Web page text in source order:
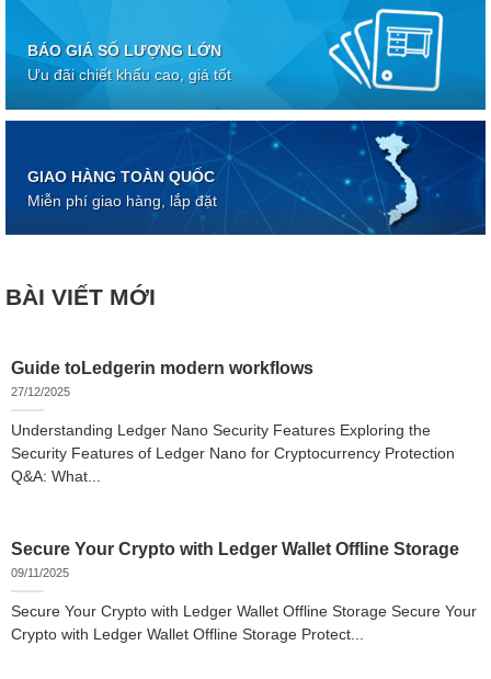
BÁO GIÁ SỐ LƯỢNG LỚN
Ưu đãi chiết khấu cao, giá tốt
GIAO HÀNG TOÀN QUỐC
Miễn phí giao hàng, lắp đặt
BÀI VIẾT MỚI
Guide toLedgerin modern workflows
27/12/2025
Understanding Ledger Nano Security Features Exploring the
Security Features of Ledger Nano for Cryptocurrency Protection
Q&A: What...
Secure Your Crypto with Ledger Wallet Offline Storage
09/11/2025
Secure Your Crypto with Ledger Wallet Offline Storage Secure Your
Crypto with Ledger Wallet Offline Storage Protect...